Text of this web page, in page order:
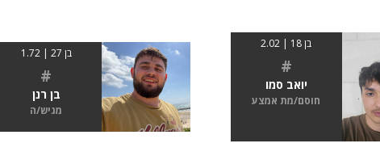
בן 18 | 2.02
#
יואב סמו
חוסם/מת אמצע
בן 27 | 1.72
#
בן רנן
מגיש/ה